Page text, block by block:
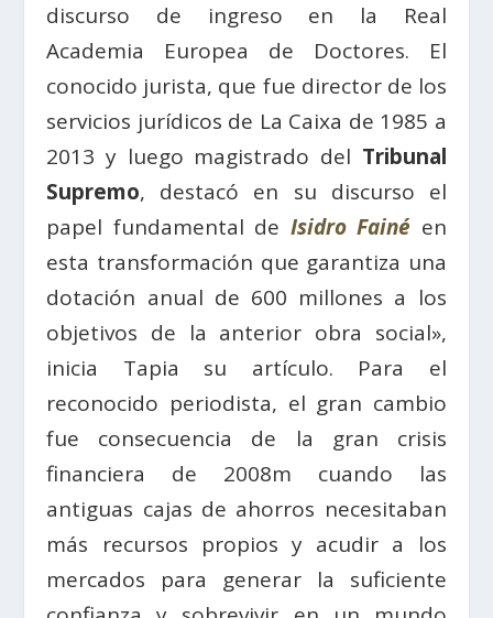
discurso de ingreso en la Real
Academia Europea de Doctores. El
conocido jurista, que fue director de los
servicios jurídicos de La Caixa de 1985 a
2013 y luego magistrado del Tribunal
Supremo, destacó en su discurso el
papel fundamental de Isidro Fainé en
esta transformación que garantiza una
dotación anual de 600 millones a los
objetivos de la anterior obra social»,
inicia Tapia su artículo. Para el
reconocido periodista, el gran cambio
fue consecuencia de la gran crisis
financiera de 2008m cuando las
antiguas cajas de ahorros necesitaban
más recursos propios y acudir a los
mercados para generar la suficiente